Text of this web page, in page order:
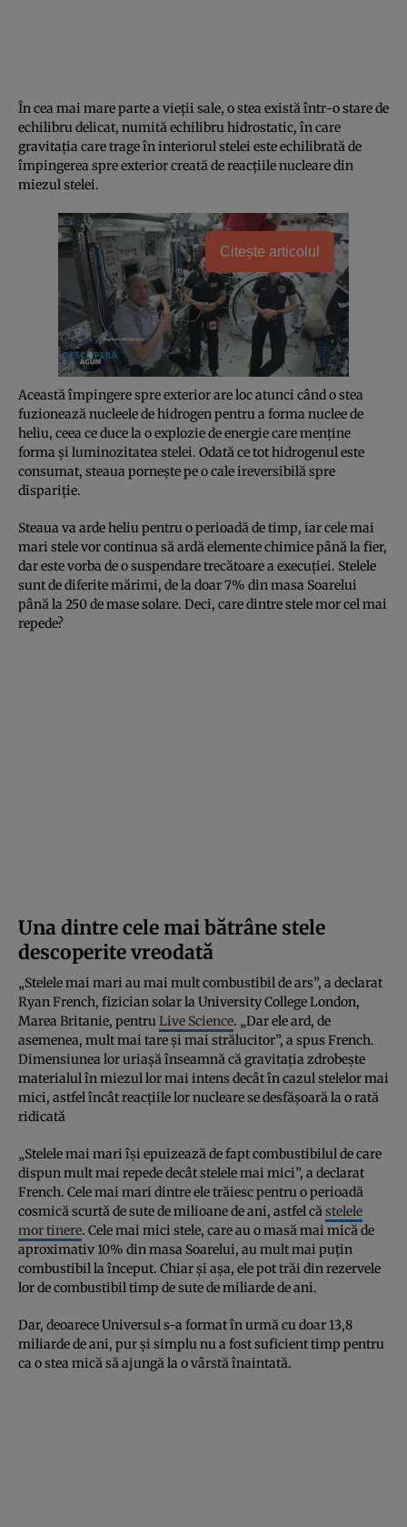
În cea mai mare parte a vieții sale, o stea există într-o stare de
echilibru delicat, numită echilibru hidrostatic, în care
gravitația care trage în interiorul stelei este echilibrată de
împingerea spre exterior creată de reacțiile nucleare din
miezul stelei.
Citește articolul
Această împingere spre exterior are loc atunci când o stea
fuzionează nucleele de hidrogen pentru a forma nuclee de
heliu, ceea ce duce la o explozie de energie care menține
forma și luminozitatea stelei. Odată ce tot hidrogenul este
consumat, steaua pornește pe o cale ireversibilă spre
dispariție.
Steaua va arde heliu pentru o perioadă de timp, iar cele mai
mari stele vor continua să ardă elemente chimice până la fier,
dar este vorba de o suspendare trecătoare a execuției. Stelele
sunt de diferite mărimi, de la doar 7% din masa Soarelui
până la 250 de mase solare. Deci, care dintre stele mor cel mai
repede?
Una dintre cele mai bătrâne stele
descoperite vreodată
„Stelele mai mari au mai mult combustibil de ars”, a declarat
Ryan French, fizician solar la University College London,
Marea Britanie, pentru Live Science. „Dar ele ard, de
asemenea, mult mai tare și mai strălucitor”, a spus French.
Dimensiunea lor uriașă înseamnă că gravitația zdrobește
materialul în miezul lor mai intens decât în cazul stelelor mai
mici, astfel încât reacțiile lor nucleare se desfășoară la o rată
ridicată
„Stelele mai mari își epuizează de fapt combustibilul de care
dispun mult mai repede decât stelele mai mici”, a declarat
French. Cele mai mari dintre ele trăiesc pentru o perioadă
cosmică scurtă de sute de milioane de ani, astfel căstelele
mor tinere. Cele mai mici stele, care au o masă mai mică de
aproximativ 10% din masa Soarelui, au mult mai puțin
combustibil la început. Chiar și așa, ele pot trăi din rezervele
lor de combustibil timp de sute de miliarde de ani.
Dar, deoarece Universul s-a format în urmă cu doar 13,8
miliarde de ani, pur și simplu nu a fost suficient timp pentru
ca o stea mică să ajungă la o vârstă înaintată.